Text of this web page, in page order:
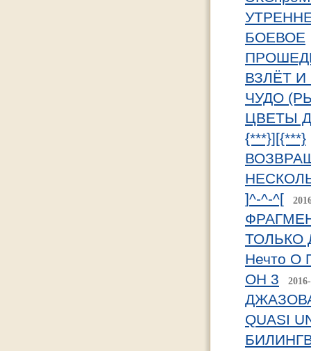
БОЕВОЕ
ВЗЛЁТ
ЧУДО
ЦВЕТЫ
{***}][{***}
]^-^-^[
ТОЛЬКО
Нечто О
ОН 3
QUASI